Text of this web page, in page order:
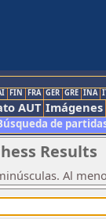
FIN FRA GER GRE INA
AUT Imágenes
de
Results
Al